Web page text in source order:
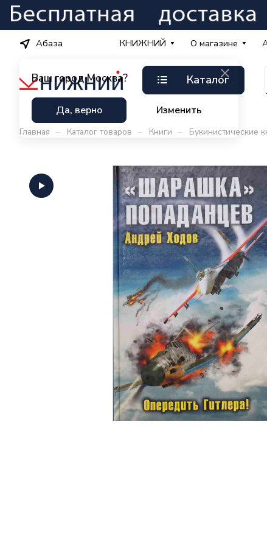
Абаза
Ваш город Москва?
Да, верно Изменить
КНИЖНИЙ О магазине
Каталог
Главная – Каталог товаров – Книги – Букинистические